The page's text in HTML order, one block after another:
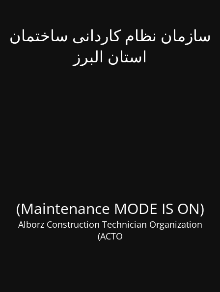
سازمان نظام کاردانی ساختمان
استان البرز
(Maintenance MODE IS ON)
Alborz Construction Technician Organization
(ACTO